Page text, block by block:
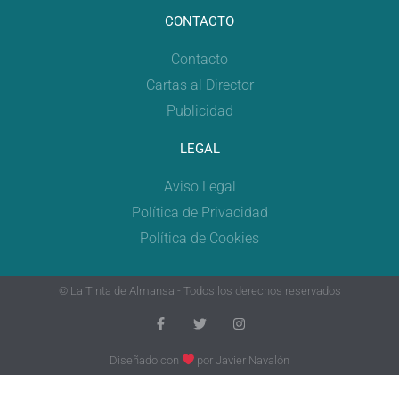
CONTACTO
Contacto
Cartas al Director
Publicidad
LEGAL
Aviso Legal
Política de Privacidad
Política de Cookies
© La Tinta de Almansa - Todos los derechos reservados
Diseñado con porJavier Navalón